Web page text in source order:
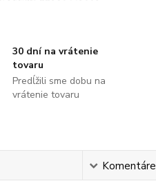
30 dní na vrátenie
tovaru
Predĺžili sme dobu na
vrátenie tovaru
Komentáre